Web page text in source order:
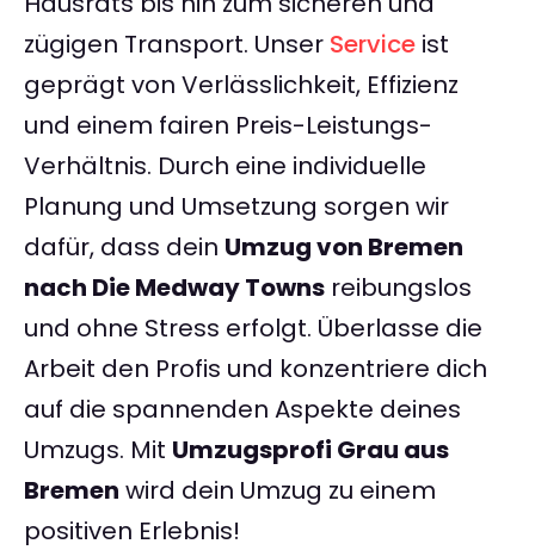
zügigen Transport. Unser Service ist
geprägt von Verlässlichkeit, Effizienz
und einem fairen Preis-Leistungs-
Verhältnis. Durch eine individuelle
Planung und Umsetzung sorgen wir
dafür, dass dein Umzug von Bremen
nach Die Medway Towns reibungslos
und ohne Stress erfolgt. Überlasse die
Arbeit den Profis und konzentriere dich
auf die spannenden Aspekte deines
Umzugs. Mit Umzugsprofi Grau aus
Bremen wird dein Umzug zu einem
positiven Erlebnis!